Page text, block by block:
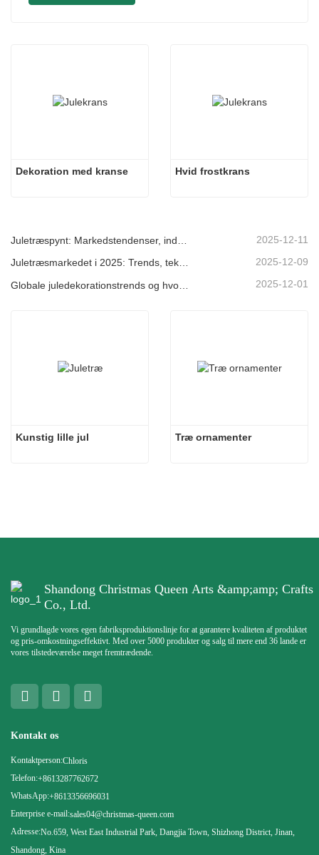
Dekoration med kranse Hvid frostkrans
2025-12-11
Juletræsmarkedet i 2025: Trends, teknologier og indkøbsguide til B2B-købere 2025-12-09
2025-12-01
Kunstig lille jul Træ ornamenter
Shandong Christmas Queen Arts &amp;amp; Crafts
Co., Ltd.
Vi grundlagde vores egen fabriksproduktionslinje for at garantere kvaliteten af ​​produktet
og pris-omkostningseffektivt. Med over 5000 produkter og salg til mere end 36 lande er
vores tilstedeværelse meget fremtrædende.
Kontakt os
Kontaktperson:Chloris
Telefon:+8613287762672
WhatsApp:+8613356696031
Enterprise e-mail:sales04@christmas-queen.com
Adresse:No.659, West East Industrial Park, Dangjia Town, Shizhong District, Jinan,
Shandong, Kina